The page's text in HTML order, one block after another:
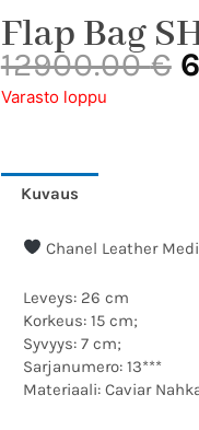
Flap Bag
12900.00€
Varasto loppu
Kuvaus
Chanel Leather
Leveys: 26 cm
Korkeus: 15 cm;
Syvyys: 7 cm;
Sarjanumero: 13***
Materiaali: Caviar